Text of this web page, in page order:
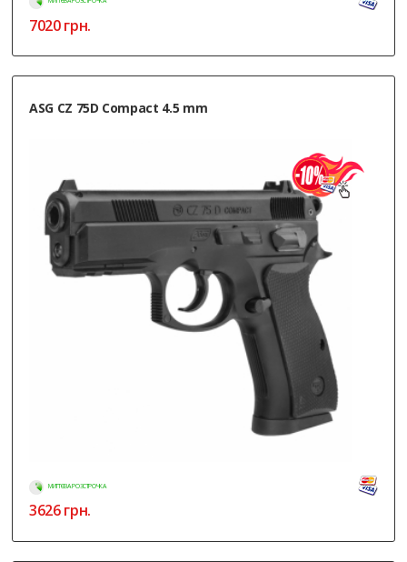
7020грн.
ASG CZ 75D Compact 4.5 mm
МИТТЄВА РОЗСТРОЧКА
3626грн.